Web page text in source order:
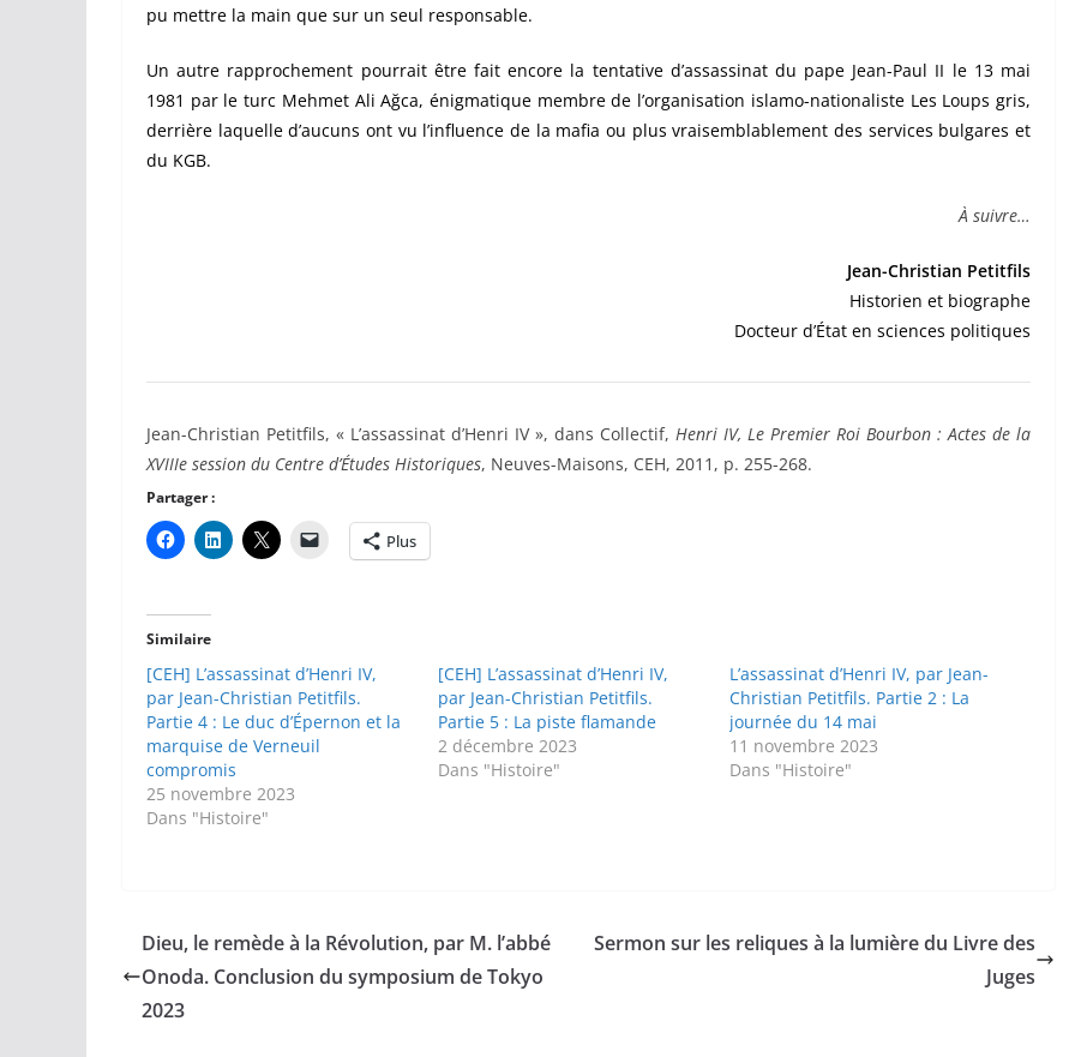
pu mettre la main que sur un seul responsable.
Un autre rapprochement pourrait être fait encore la tentative d’assassinat du pape Jean-Paul II le 13 mai
1981 par le turc Mehmet Ali Ağca, énigmatique membre de l’organisation islamo-nationaliste Les Loups gris,
derrière laquelle d’aucuns ont vu l’influence de la mafia ou plus vraisemblablement des services bulgares et
du KGB.
À suivre…
Jean-Christian Petitfils
Historien et biographe
Docteur d’État en sciences politiques
Jean-Christian Petitfils, « L’assassinat d’Henri IV », dans Collectif, Henri IV, Le Premier Roi Bourbon : Actes de la
XVIIIe session du Centre d’Études Historiques, Neuves-Maisons, CEH, 2011, p. 255-268.
Partager :
Plus
Similaire
[CEH] L’assassinat d’Henri IV,
par Jean-Christian Petitfils.
Partie 4 : Le duc d’Épernon et la
marquise de Verneuil
compromis
25 novembre 2023
Dans "Histoire"
[CEH] L’assassinat d’Henri IV,
par Jean-Christian Petitfils.
Partie 5 : La piste flamande
2 décembre 2023
Dans "Histoire"
L’assassinat d’Henri IV, par Jean-
Christian Petitfils. Partie 2 : La
journée du 14 mai
11 novembre 2023
Dans "Histoire"
Dieu, le remède à la Révolution, par M. l’abbé
Onoda. Conclusion du symposium de Tokyo
2023
Sermon sur les reliques à la lumière du Livre des
Juges